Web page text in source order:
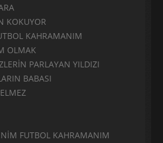
KOKUYOR
KAHRAMANIM
OLMAK
PARLAYAN YILDIZI
BABASI
FUTBOL KAHRAMANIM